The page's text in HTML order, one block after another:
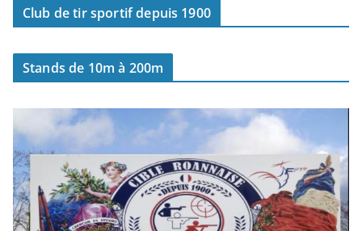
Club de tir sportif depuis 1900
Stands de 10m à 200m